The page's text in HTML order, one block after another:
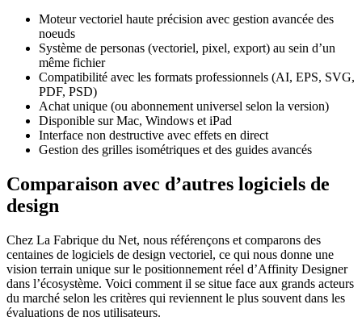
Moteur vectoriel haute précision avec gestion avancée des
noeuds
Système de personas (vectoriel, pixel, export) au sein d’un
même fichier
Compatibilité avec les formats professionnels (AI, EPS, SVG,
PDF, PSD)
Achat unique (ou abonnement universel selon la version)
Disponible sur Mac, Windows et iPad
Interface non destructive avec effets en direct
Gestion des grilles isométriques et des guides avancés
Comparaison avec d’autres logiciels de
design
Chez La Fabrique du Net, nous référençons et comparons des
centaines de logiciels de design vectoriel, ce qui nous donne une
vision terrain unique sur le positionnement réel d’Affinity Designer
dans l’écosystème. Voici comment il se situe face aux grands acteurs
du marché selon les critères qui reviennent le plus souvent dans les
évaluations de nos utilisateurs.